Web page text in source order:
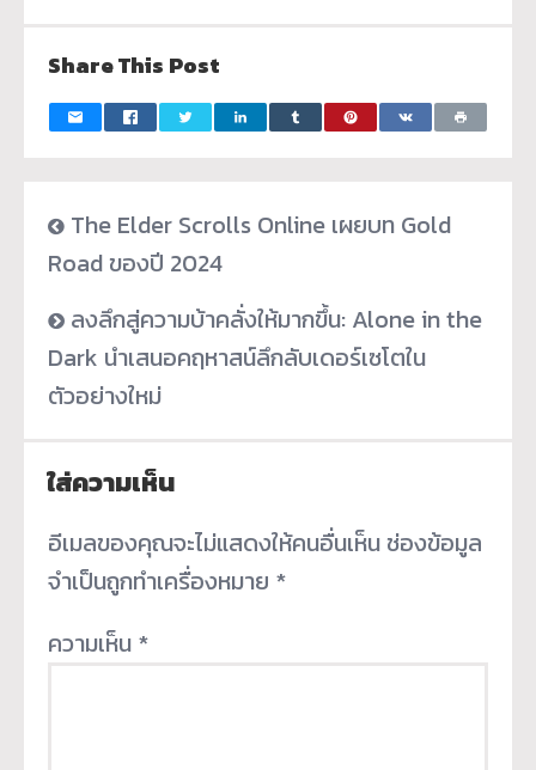
Share This Post
The Elder Scrolls Online เผยบท Gold
Road ของปี 2024
ลงลึกสู่ความบ้าคลั่งให้มากขึ้น: Alone in the
Dark นำเสนอคฤหาสน์ลึกลับเดอร์เซโตใน
ตัวอย่างใหม่
ใส่ความเห็น
อีเมลของคุณจะไม่แสดงให้คนอื่นเห็น ช่องข้อมูล
จำเป็นถูกทำเครื่องหมาย *
ความเห็น *